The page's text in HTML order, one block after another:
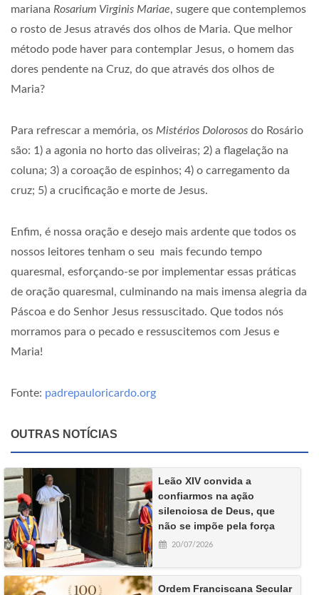
mariana Rosarium Virginis Mariae, sugere que contemplemos
o rosto de Jesus através dos olhos de Maria. Que melhor
método pode haver para contemplar Jesus, o homem das
dores pendente na Cruz, do que através dos olhos de
Maria?
Para refrescar a memória, os Mistérios Dolorosos do Rosário
são: 1) a agonia no horto das oliveiras; 2) a flagelação na
coluna; 3) a coroação de espinhos; 4) o carregamento da
cruz; 5) a crucificação e morte de Jesus.
Enfim, é nossa oração e desejo mais ardente que todos os
nossos leitores tenham o seu mais fecundo tempo
quaresmal, esforçando-se por implementar essas práticas
de oração quaresmal, culminando na mais imensa alegria da
Páscoa e do Senhor Jesus ressuscitado. Que todos nós
morramos para o pecado e ressuscitemos com Jesus e
Maria!
Fonte: padrepauloricardo.org
OUTRAS NOTÍCIAS
Leão XIV convida a
confiarmos na ação
silenciosa de Deus, que
não se impõe pela força
20/07/2026
Ordem Franciscana Secular